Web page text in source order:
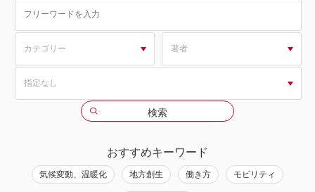
おすすめキーワード
気候変動、温暖化 地方創生 働き方 モビリティ